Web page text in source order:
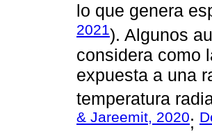
lo que genera
2021). Algunos
considera como
expuesta a una
temperatura
& Jareemit, 2020;